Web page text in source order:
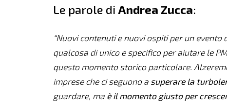
Le parole di Andrea Zucca:
“Nuovi contenuti e nuovi ospiti per un
qualcosa di unico e specifico per aiutare le
questo momento storico particolare.
imprese che ci seguono a superare la
guardare, ma è il momento giusto per